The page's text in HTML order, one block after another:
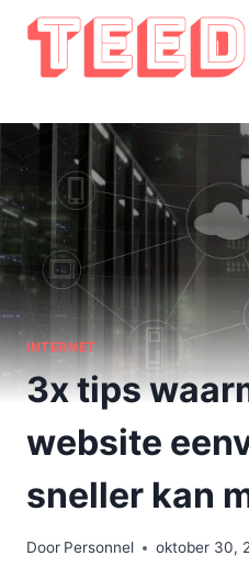
Doorgaan
naar
inhoud
INTERNET
3x tips
website
sneller kan
Door Personnel oktober 30,